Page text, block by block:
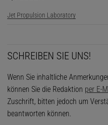
Jet Propulsion Laboratory
SCHREIBEN SIE UNS!
Wenn Sie inhaltliche
können Sie die Redaktion per E-
Zuschrift, bitten jedoch um
beantworten können.